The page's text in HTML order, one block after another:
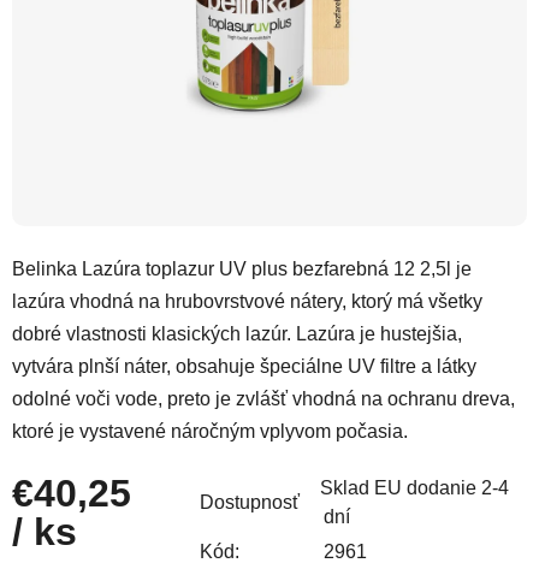
Belinka Lazúra toplazur UV plus bezfarebná 12 2,5l je
lazúra vhodná na hrubovrstvové nátery, ktorý má všetky
dobré vlastnosti klasických lazúr. Lazúra je hustejšia,
vytvára plnší náter, obsahuje špeciálne UV filtre a látky
odolné voči vode, preto je zvlášť vhodná na ochranu dreva,
ktoré je vystavené náročným vplyvom počasia.
€40,25
/ ks
Dostupnosť
Sklad EU dodanie 2-4
dní
Kód:
2961